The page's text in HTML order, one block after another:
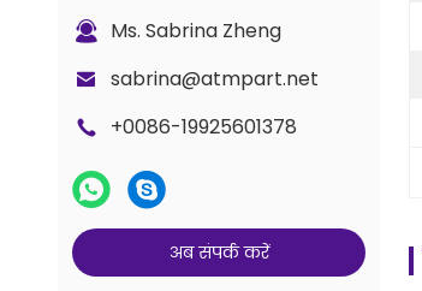
जी+डी बीपीएस सी5 काउंटर पार्ट्स
Ms. Sabrina Zheng
sabrina@atmpart.net
+0086-19925601378
अब संपर्क करें